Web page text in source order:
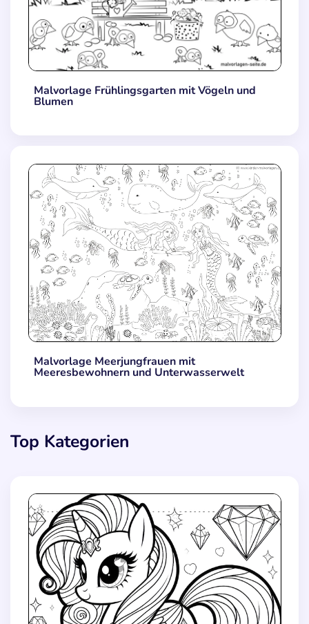
Malvorlage Frühlingsgarten mit Vögeln und
Blumen
Malvorlage Meerjungfrauen mit
Meeresbewohnern und Unterwasserwelt
Top Kategorien